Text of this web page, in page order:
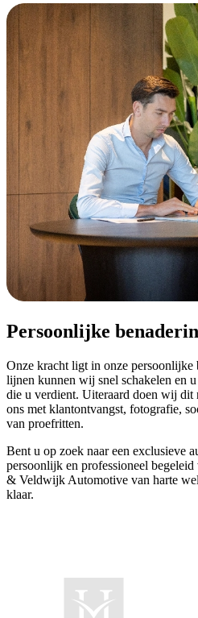
Persoonlijke
Onze kracht ligt in onze persoonlijke
lijnen kunnen wij snel schakelen en
die u verdient. Uiteraard doen wij dit
ons met klantontvangst, fotografie,
van proefritten.
Bent u op zoek naar een exclusieve
persoonlijk en professioneel
& Veldwijk Automotive van harte
klaar.